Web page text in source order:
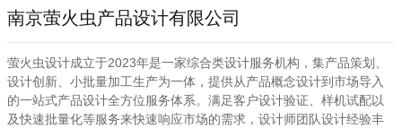
南京萤火虫产品设计有限公司
萤火虫设计成立于2023年是一家综合类设计服务机构，集产品策划、
设计创新、小批量加工生产为一体，提供从产品概念设计到市场导入
的一站式产品设计全方位服务体系。满足客户设计验证、样机试配以
及快速批量化等服务来快速响应市场的需求，设计师团队设计经验丰